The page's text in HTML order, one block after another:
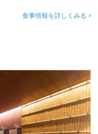
食事情報を詳しくみる